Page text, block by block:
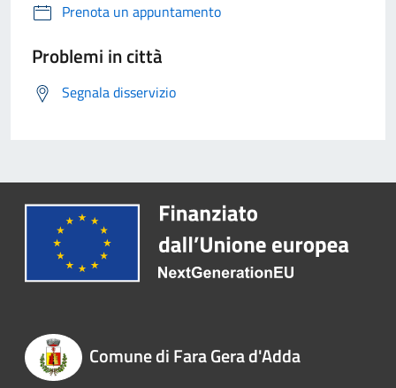
Prenota un appuntamento
Problemi in città
Segnala disservizio
Comune di Fara Gera d'Adda